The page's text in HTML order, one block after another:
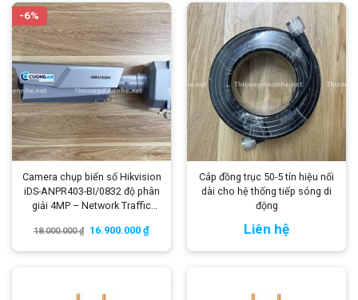
-6%
Camera chụp biển số Hikvision
iDS-ANPR403-BI/0832 độ phân
giải 4MP – Network Traffic
18.000.000₫ 16.900.000₫
Cáp đồng trục 50-5 tín hiệu nối
dài cho hệ thống tiếp sóng di
động
Liên hệ